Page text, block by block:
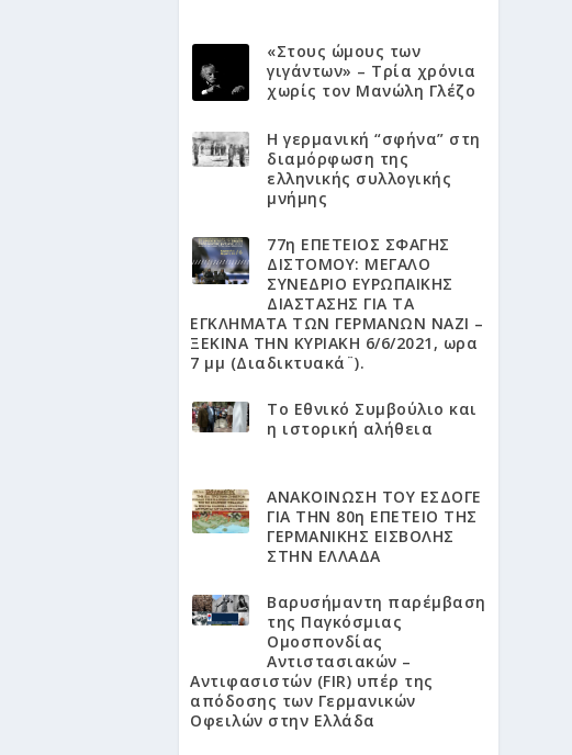
«Στους ώμους των
γιγάντων» – Τρία χρόνια
χωρίς τον Μανώλη Γλέζο
Η γερμανική “σφήνα” στη
διαμόρφωση της
ελληνικής συλλογικής
μνήμης
77η ΕΠΕΤΕΙΟΣ ΣΦΑΓΗΣ
ΔΙΣΤΟΜΟΥ: ΜΕΓΑΛΟ
ΣΥΝΕΔΡΙΟ ΕΥΡΩΠΑΙΚΗΣ
ΔΙΑΣΤΑΣΗΣ ΓΙΑ ΤΑ
ΕΓΚΛΗΜΑΤΑ ΤΩΝ ΓΕΡΜΑΝΩΝ ΝΑΖΙ –
ΞΕΚΙΝΑ ΤΗΝ ΚΥΡΙΑΚΗ 6/6/2021, ωρα
7 μμ (Διαδικτυακά¨).
Το Εθνικό Συμβούλιο και
η ιστορική αλήθεια
ΑΝΑΚΟΙΝΩΣΗ ΤΟΥ ΕΣΔΟΓΕ
ΓΙΑ ΤΗΝ 80η ΕΠΕΤΕΙΟ ΤΗΣ
ΓΕΡΜΑΝΙΚΗΣ ΕΙΣΒΟΛΗΣ
ΣΤΗΝ ΕΛΛΑΔΑ
Βαρυσήμαντη παρέμβαση
της Παγκόσμιας
Ομοσπονδίας
Αντιστασιακών –
Αντιφασιστών (FIR) υπέρ της
απόδοσης των Γερμανικών
Οφειλών στην Ελλάδα